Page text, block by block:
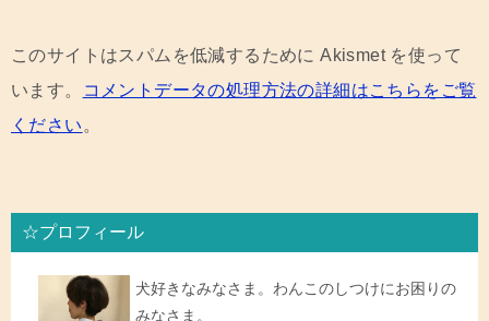
このサイトはスパムを低減するために Akismet を使って
います。
コメントデータの処理方法の詳細はこちらをご覧
ください。
☆プロフィール
犬好きなみなさま。わんこのしつけにお困りの
みなさま。